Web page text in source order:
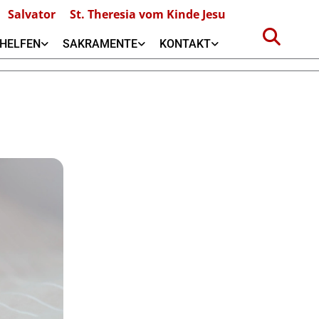
Salvator St. Theresia vom Kinde Jesu
SAKRAMENTE KONTAKT